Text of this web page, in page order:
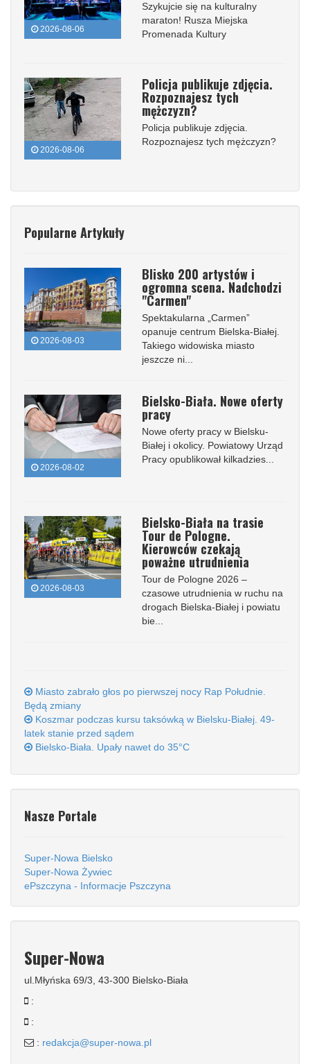
2026-08-06
Szykujcie się na kulturalny
maraton! Rusza Miejska
Promenada Kultury
2026-08-06
Policja publikuje zdjęcia.
Rozpoznajesz tych
mężczyzn?
Policja publikuje zdjęcia.
Rozpoznajesz tych mężczyzn?
Popularne Artykuły
2026-08-03
Blisko 200 artystów i
ogromna scena. Nadchodzi
"Carmen"
Spektakularna „Carmen”
opanuje centrum Bielska-Białej.
Takiego widowiska miasto
jeszcze ni...
2026-08-02
Bielsko-Biała. Nowe oferty
pracy
Nowe oferty pracy w Bielsku-
Białej i okolicy. Powiatowy Urząd
Pracy opublikował kilkadzies...
2026-08-03
Bielsko-Biała na trasie
Tour de Pologne.
Kierowców czekają
poważne utrudnienia
Tour de Pologne 2026 –
czasowe utrudnienia w ruchu na
drogach Bielska-Białej i powiatu
bie...
Miasto zabrało głos po pierwszej nocy Rap Południe.
Będą zmiany
Koszmar podczas kursu taksówką w Bielsku-Białej. 49-
latek stanie przed sądem
Bielsko-Biała. Upały nawet do 35°C
Nasze Portale
Super-Nowa Bielsko
Super-Nowa Żywiec
ePszczyna - Informacje Pszczyna
Super-Nowa
ul.Młyńska 69/3, 43-300 Bielsko-Biała
:
:
: redakcja@super-nowa.pl